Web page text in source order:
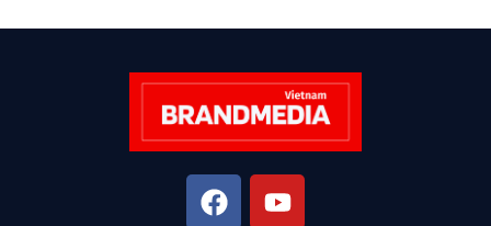
TP.HCM không dễ gỡ “nút
thắt” về vốn cho doanh
nghiệp vừa và nhỏ
THÁNG 3 12, 2025